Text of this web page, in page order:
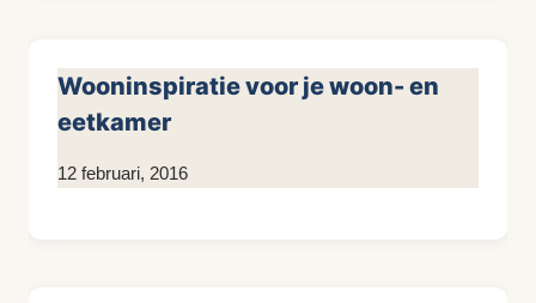
Wooninspiratie voor je woon- en
eetkamer
Door
12 februari, 2016